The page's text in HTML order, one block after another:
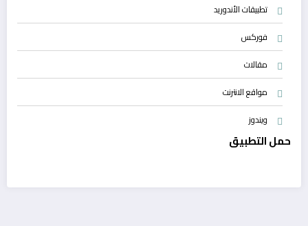
تطبيقات الأندوريد
فوركس
مقالات
مواقع الانترنت
ويندوز
حمل التطبيق